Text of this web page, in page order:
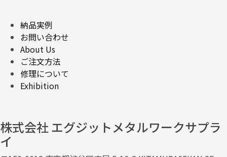
納品実例
お問い合わせ
About Us
ご注文方法
修理について
Exhibition
株式会社 エグジットメタルワークサプラ
イ